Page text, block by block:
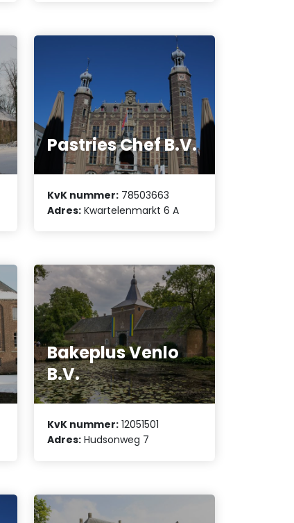
Pastries Chef B.V.
KvK nummer: 78503663
Adres: Kwartelenmarkt 6 A
Bakeplus Venlo
B.V.
KvK nummer: 12051501
Adres: Hudsonweg 7